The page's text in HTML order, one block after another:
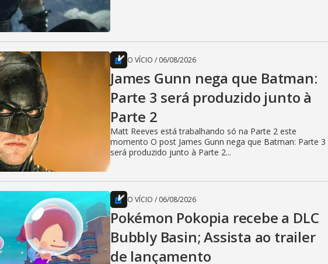
O VÍCIO / 06/08/2026
James Gunn nega que Batman:
Parte 3 será produzido junto à
Parte 2
Matt Reeves está trabalhando só na Parte 2 este
momento O post James Gunn nega que Batman: Parte 3
será produzido junto à Parte 2...
O VÍCIO / 06/08/2026
Pokémon Pokopia recebe a DLC
Bubbly Basin; Assista ao trailer
de lançamento